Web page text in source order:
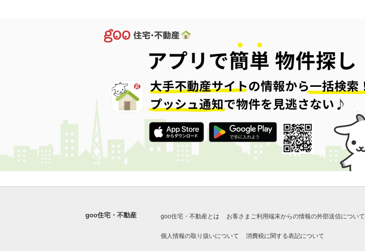
goo住宅・不動産 goo住宅・不動産とは お客さまご利用端末からの情報の外部送信について
個人情報の取り扱いについて 消費税に関する表記について